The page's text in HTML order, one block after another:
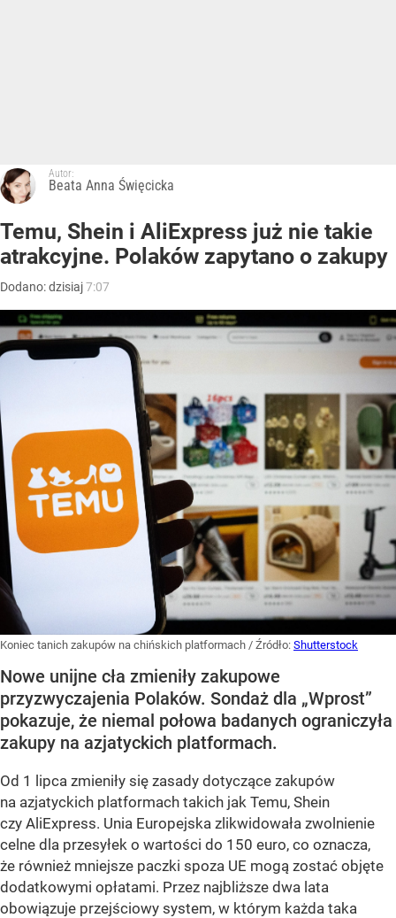
Autor:
Beata Anna Święcicka
Temu, Shein i AliExpress już nie takie
atrakcyjne. Polaków zapytano o zakupy
Dodano:dzisiaj7:07
Koniec tanich zakupów na chińskich platformach / Źródło: Shutterstock
Nowe unijne cła zmieniły zakupowe
przyzwyczajenia Polaków. Sondaż dla „Wprost”
pokazuje, że niemal połowa badanych ograniczyła
zakupy na azjatyckich platformach.
Od 1 lipca zmieniły się zasady dotyczące zakupów
na azjatyckich platformach takich jak Temu, Shein
czy AliExpress. Unia Europejska zlikwidowała zwolnienie
celne dla przesyłek o wartości do 150 euro, co oznacza,
że również mniejsze paczki spoza UE mogą zostać objęte
dodatkowymi opłatami. Przez najbliższe dwa lata
obowiązuje przejściowy system, w którym każda taka